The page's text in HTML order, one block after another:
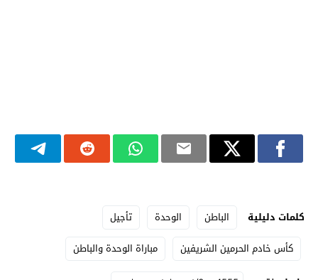
كلمات دليلية الباطن الوحدة
تأجيل
كأس خادم الحرمين الشريفين
مباراة الوحدة والباطن